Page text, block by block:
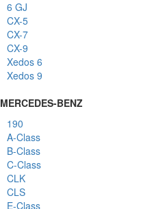
6 GJ
CX-5
CX-7
CX-9
Xedos 6
Xedos 9
MERCEDES-BENZ
190
A-Class
B-Class
C-Class
CLK
CLS
E-Class